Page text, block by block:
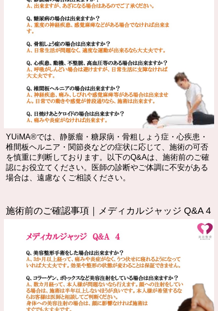
YUiMA®︎では、静脈瘤・糖尿病・骨粗しょう症・心疾患・
椎間板ヘルニア・関節炎などの症状に応じて、施術の可否
を慎重に判断しております。以下のQ&Aは、施術前のご確
認にお役立てください。医師の診断やご体調に不安がある
場合は、遠慮なくご相談ください。
施術前のご確認事項｜メディカルジャッジ Q&A 4